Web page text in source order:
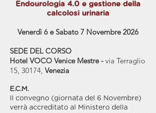
Endourologia 4.0 e gestione della
calcolosi urinaria
Venerdì 6 e Sabato 7 Novembre 2026
SEDE DEL CORSO
Hotel VOCO Venice Mestre - via Terraglio
15, 30174, Venezia
E.C.M.
Il convegno (giornata del 6 Novembre)
verrà accreditato al Ministero della